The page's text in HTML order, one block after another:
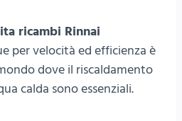
ricambi Rinnai
per velocità ed efficienza è
dove il riscaldamento
calda sono essenziali.